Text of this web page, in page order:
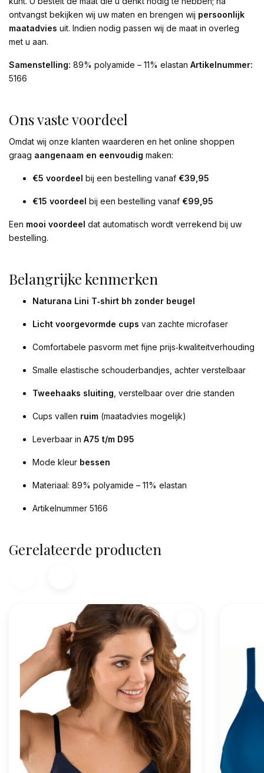
ontvangst bekijken wij uw maten en brengen wij persoonlijk
maatadvies uit. Indien nodig passen wij de maat in overleg
met u aan.
Samenstelling: 89% polyamide – 11% elastan Artikelnummer:
5166
Ons vaste voordeel
Omdat wij onze klanten waarderen en het online shoppen
graag aangenaam en eenvoudig maken:
€5 voordeel bij een bestelling vanaf €39,95
€15 voordeel bij een bestelling vanaf €99,95
Een mooi voordeel dat automatisch wordt verrekend bij uw
bestelling.
Belangrijke kenmerken
Naturana Lini T‑shirt bh zonder beugel
Licht voorgevormde cups van zachte microfaser
Comfortabele pasvorm met fijne prijs‑kwaliteitverhouding
Smalle elastische schouderbandjes, achter verstelbaar
Tweehaaks sluiting , verstelbaar over drie standen
Cups vallen ruim (maatadvies mogelijk)
Leverbaar in A75 t/m D95
Mode kleur bessen
Materiaal: 89% polyamide – 11% elastan
Artikelnummer 5166
Gerelateerde producten